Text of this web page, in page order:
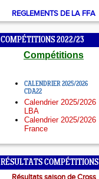
REGLEMENTS DE LA FFA
COMPÉTITIONS 2022/23
Compétitions
CALENDRIER 2025/2026
CDA22
Calendrier 2025/2026
LBA
Calendrier 2025/2026
France
RÉSULTATS COMPÉTITIONS